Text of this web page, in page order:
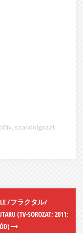
, szakdolgozat
/フラクタル/
(TV-SOROZAT; 2011;